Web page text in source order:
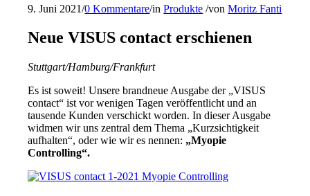
9. Juni 2021/0 Kommentare/inProdukte /vonMoritz Fanti
Neue VISUS contact erschienen
Stuttgart/Hamburg/Frankfurt
Es ist soweit! Unsere brandneue Ausgabe der „VISUS
contact“ ist vor wenigen Tagen veröffentlicht und an
tausende Kunden verschickt worden. In dieser Ausgabe
widmen wir uns zentral dem Thema „Kurzsichtigkeit
aufhalten“, oder wie wir es nennen: „Myopie
Controlling“.